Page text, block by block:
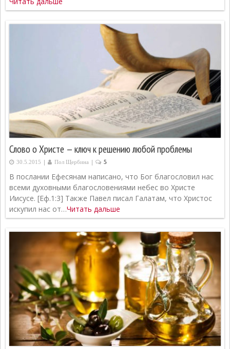
Слово о Христе — ключ к решению любой проблемы
30.5.2015 | Пол Щербина | 5
В послании Ефесянам написано, что Бог благословил нас
всеми духовными благословениями небес во Христе
Иисусе. [Еф.1:3] Также Павел писал Галатам, что Христос
искупил нас от…Читать дальше